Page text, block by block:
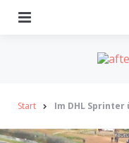
Start Im DHL